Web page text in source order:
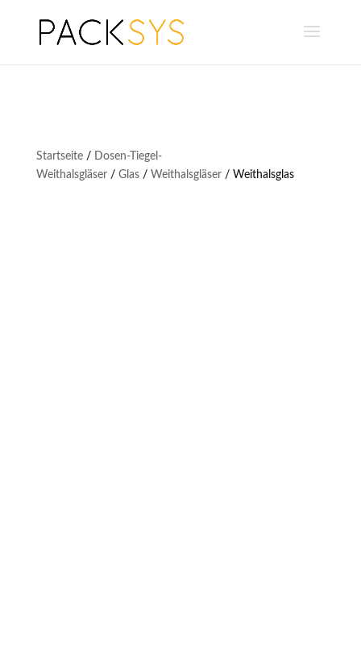
Startseite/ Dosen-Tiegel-
Weithalsgläser/ Glas/ Weithalsgläser/ Weithalsglas